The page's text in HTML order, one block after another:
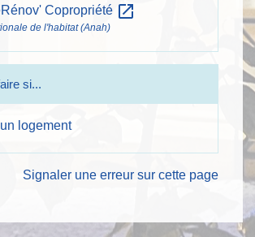
Copropriété open_in_new
de l'habitat (Anah)
si...
logement
Signaler une erreur sur cette page